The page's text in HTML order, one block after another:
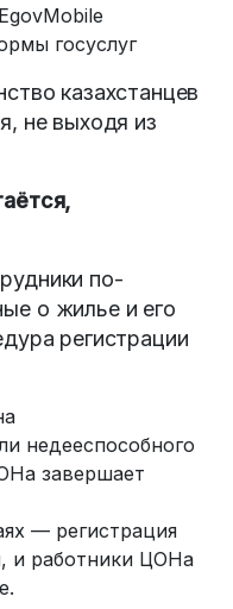
госуслуг
казахстанцев
не выходя из
по-
о жилье и его
регистрации
недееспособного
завершает
— регистрация
и работники ЦОНа